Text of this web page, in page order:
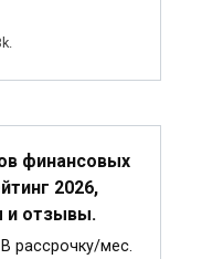
финансовых
2026,
и отзывы.
рассрочку/мес.